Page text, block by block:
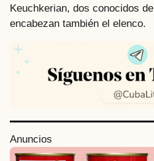
Keuchkerian, dos conocidos de
encabezan también el elenco.
Anuncios
P
o